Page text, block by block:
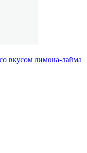
вкусом лимона-лайма